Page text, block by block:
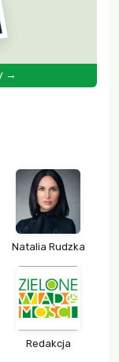
→
Natalia Rudzka
Redakcja